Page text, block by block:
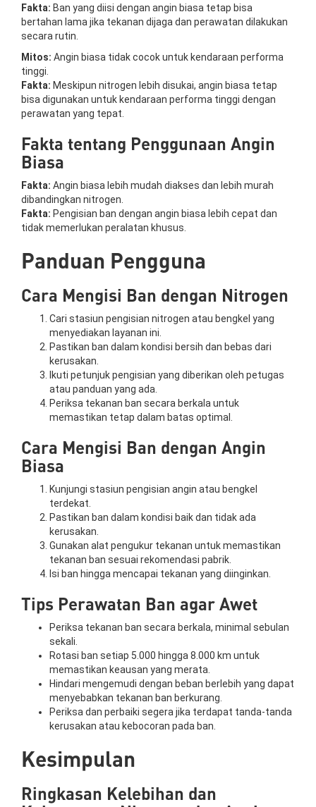
Fakta: Ban yang diisi dengan angin biasa tetap bisa
bertahan lama jika tekanan dijaga dan perawatan dilakukan
secara rutin.
Mitos: Angin biasa tidak cocok untuk kendaraan performa
tinggi.
Fakta: Meskipun nitrogen lebih disukai, angin biasa tetap
bisa digunakan untuk kendaraan performa tinggi dengan
perawatan yang tepat.
Fakta tentang Penggunaan Angin
Biasa
Fakta: Angin biasa lebih mudah diakses dan lebih murah
dibandingkan nitrogen.
Fakta: Pengisian ban dengan angin biasa lebih cepat dan
tidak memerlukan peralatan khusus.
Panduan Pengguna
Cara Mengisi Ban dengan Nitrogen
Cari stasiun pengisian nitrogen atau bengkel yang
menyediakan layanan ini.
Pastikan ban dalam kondisi bersih dan bebas dari
kerusakan.
Ikuti petunjuk pengisian yang diberikan oleh petugas
atau panduan yang ada.
Periksa tekanan ban secara berkala untuk
memastikan tetap dalam batas optimal.
Cara Mengisi Ban dengan Angin
Biasa
Kunjungi stasiun pengisian angin atau bengkel
terdekat.
Pastikan ban dalam kondisi baik dan tidak ada
kerusakan.
Gunakan alat pengukur tekanan untuk memastikan
tekanan ban sesuai rekomendasi pabrik.
Isi ban hingga mencapai tekanan yang diinginkan.
Tips Perawatan Ban agar Awet
Periksa tekanan ban secara berkala, minimal sebulan
sekali.
Rotasi ban setiap 5.000 hingga 8.000 km untuk
memastikan keausan yang merata.
Hindari mengemudi dengan beban berlebih yang dapat
menyebabkan tekanan ban berkurang.
Periksa dan perbaiki segera jika terdapat tanda-tanda
kerusakan atau kebocoran pada ban.
Kesimpulan
Ringkasan Kelebihan dan